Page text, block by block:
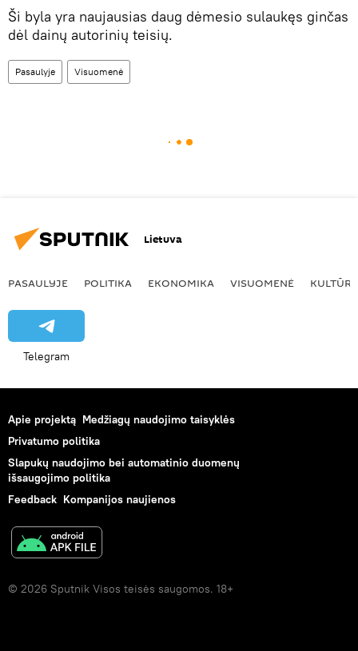
Ši byla yra naujausias daug dėmesio sulaukęs ginčas
dėl dainų autorinių teisių.
Pasaulyje Visuomenė
Lietuva
PASAULYJE POLITIKA EKONOMIKA VISUOMENĖ KULTŪRA
Telegram
Apie projektą Medžiagų naudojimo taisyklės
Privatumo politika
Slapukų naudojimo bei automatinio duomenų
išsaugojimo politika
Feedback Kompanijos naujienos
© 2026 Sputnik Visos teisės saugomos. 18+